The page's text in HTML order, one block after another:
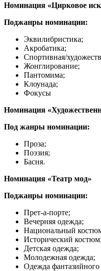
Номинация «Цирковое
Поджанры номинации:
Эквилибристика;
Акробатика;
Спортивная/
Жонглирование;
Пантомима;
Клоунада;
Фокусы
Номинация
Под жанры номинации:
Проза;
Поэзия;
Басня.
Номинация «Театр мод»
Поджанры номинации:
Прет-а-порте;
Вечерняя одежда;
Национальный
Исторический костюм;
Детская одежда;
Молодежная одежда;
Одежда фантазийного